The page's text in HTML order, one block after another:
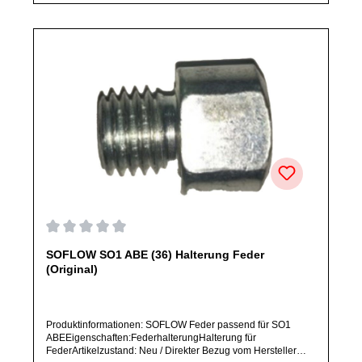
SOFLOW SO1 ABE (36) Halterung Feder
(Original)
Produktinformationen: SOFLOW Feder passend für SO1
ABEEigenschaften:FederhalterungHalterung für
FederArtikelzustand: Neu / Direkter Bezug vom Hersteller